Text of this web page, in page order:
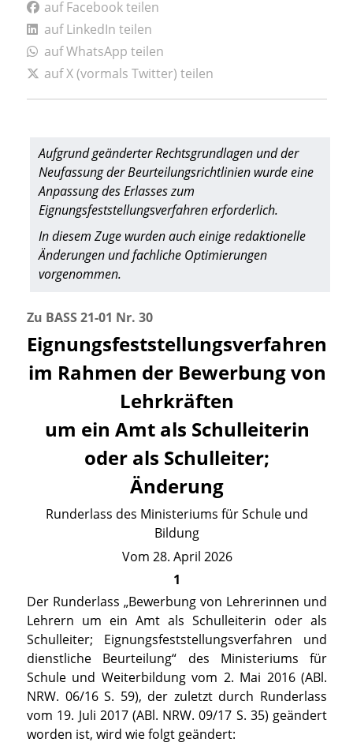
auf Facebook teilen
auf LinkedIn teilen
auf WhatsApp teilen
auf X (vormals Twitter) teilen
Aufgrund geänderter Rechtsgrundlagen und der
Neufassung der Beurteilungsrichtlinien wurde eine
Anpassung des Erlasses zum
Eignungsfeststellungsverfahren erforderlich.
In diesem Zuge wurden auch einige redaktionelle
Änderungen und fachliche Optimierungen
vorgenommen.
Zu BASS 21-01 Nr. 30
Eignungsfeststellungsverfahren
im Rahmen der Bewerbung von
Lehrkräften
um ein Amt als Schulleiterin
oder als Schulleiter;
Änderung
Runderlass des Ministeriums für Schule und
Bildung
Vom 28. April 2026
1
Der Runderlass „Bewerbung von Lehrerinnen und
Lehrern um ein Amt als Schulleiterin oder als
Schulleiter; Eignungsfeststellungsverfahren und
dienstliche Beurteilung“ des Ministeriums für
Schule und Weiterbildung vom 2. Mai 2016 (ABl.
NRW. 06/16 S. 59), der zuletzt durch Runderlass
vom 19. Juli 2017 (ABl. NRW. 09/17 S. 35) geändert
worden ist, wird wie folgt geändert: